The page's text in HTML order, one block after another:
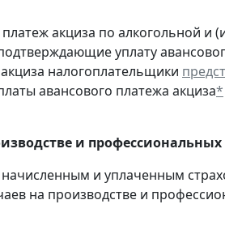
акциза по алкогольной и
уплату
налогоплательщики
авансового платежа акциза*
и
и уплаченным
на производстве и